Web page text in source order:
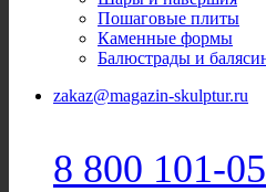
Пошаговые плиты
Каменные формы
Балюстрады и
zakaz@magazin-skulptur.ru
8 800 101-